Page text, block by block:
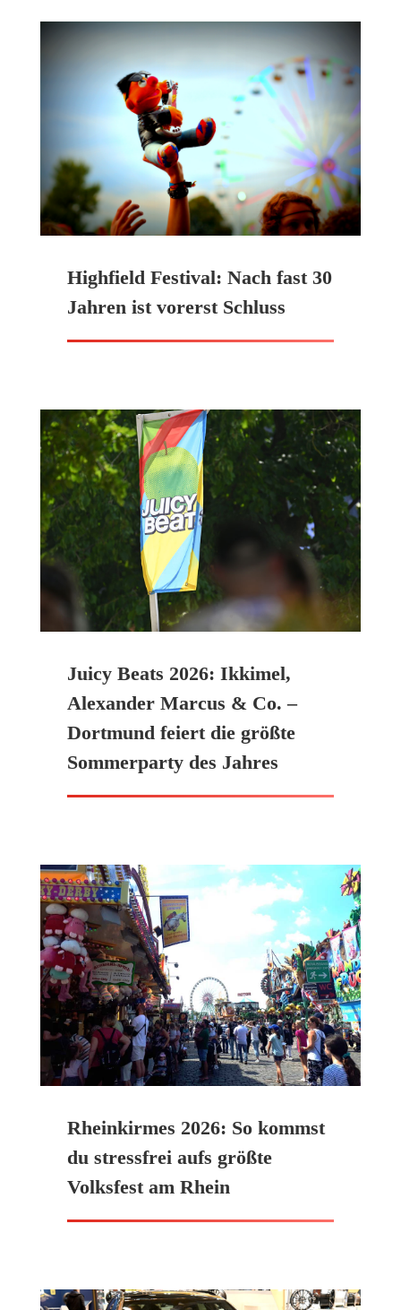
Highfield Festival: Nach fast 30
Jahren ist vorerst Schluss
Juicy Beats 2026: Ikkimel,
Alexander Marcus & Co. –
Dortmund feiert die größte
Sommerparty des Jahres
Rheinkirmes 2026: So kommst
du stressfrei aufs größte
Volksfest am Rhein